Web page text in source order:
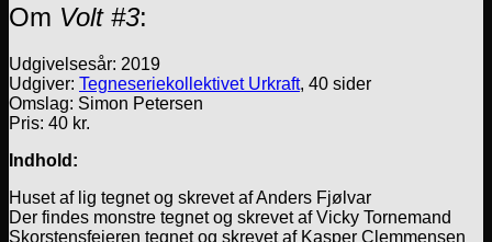
Om Volt #3:
Udgivelsesår: 2019
Udgiver: Tegneseriekollektivet Urkraft, 40 sider
Omslag: Simon Petersen
Pris: 40 kr.
Indhold:
Huset af lig tegnet og skrevet af Anders Fjølvar
Der findes monstre tegnet og skrevet af Vicky Tornemand
Skorstensfejeren tegnet og skrevet af Kasper Clemmensen